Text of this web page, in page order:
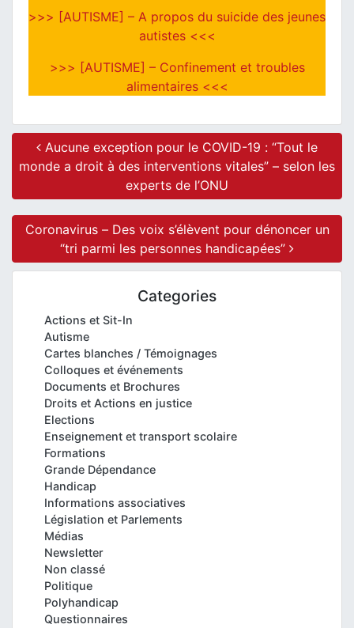
>>> [AUTISME] – A propos du suicide des jeunes
autistes <<<
>>> [AUTISME] – Confinement et troubles
alimentaires <<<
Post navigation
Aucune exception pour le COVID-19 : “Tout le
monde a droit à des interventions vitales” – selon les
experts de l’ONU
Coronavirus – Des voix s’élèvent pour dénoncer un
“tri parmi les personnes handicapées”
Categories
Actions et Sit-In
Autisme
Cartes blanches / Témoignages
Colloques et événements
Documents et Brochures
Droits et Actions en justice
Elections
Enseignement et transport scolaire
Formations
Grande Dépendance
Handicap
Informations associatives
Législation et Parlements
Médias
Newsletter
Non classé
Politique
Polyhandicap
Questionnaires